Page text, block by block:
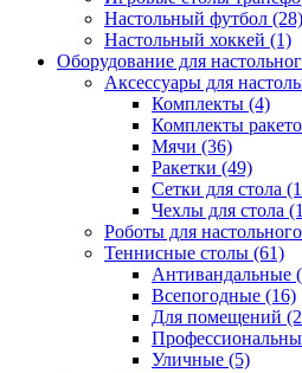
Настольный футбол (28)
Настольный хоккей (1)
Оборудование для
Аксессуары для
Комплекты (4)
Комплекты
Мячи (36)
Ракетки (49)
Сетки для стола
Чехлы для стола
Роботы для
Теннисные столы (61)
Антивандальные
Всепогодные (16)
Для помещений
Уличные (5)